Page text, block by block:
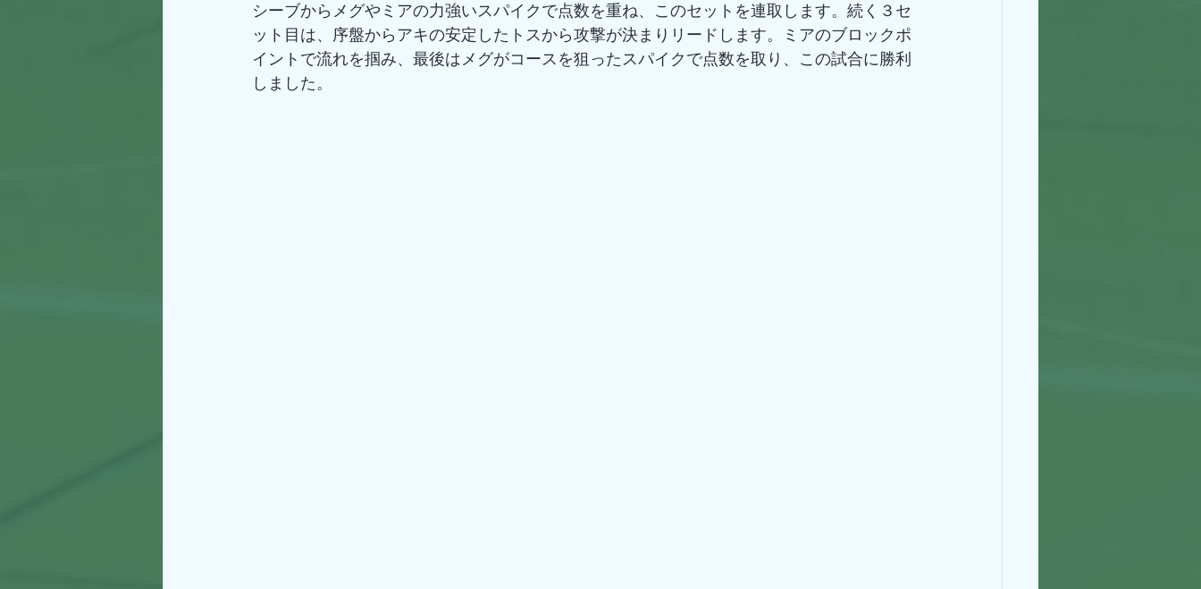
シーブからメグやミアの力強いスパイクで点数を重ね、このセットを連取します。続く３セ
ット目は、序盤からアキの安定したトスから攻撃が決まりリードします。ミアのブロックポ
イントで流れを掴み、最後はメグがコースを狙ったスパイクで点数を取り、この試合に勝利
しました。